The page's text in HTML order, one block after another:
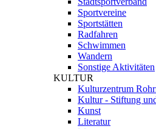
Sportvereine
Sportstätten
Radfahren
Schwimmen
Wandern
Sonstige Aktivitäten
KULTUR
Kulturzentrum
Kultur - Stiftung
Kunst
Literatur